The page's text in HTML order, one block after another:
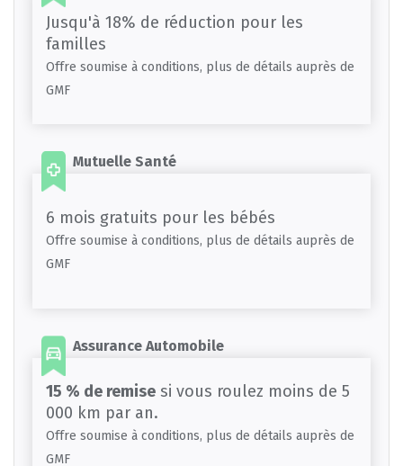
Jusqu'à 18% de réduction pour les
familles
Offre soumise à conditions, plus de détails auprès de
GMF
Mutuelle Santé
6 mois gratuits pour les bébés
Offre soumise à conditions, plus de détails auprès de
GMF
Assurance Automobile
15 % de remise si vous roulez moins de 5
000 km par an.
Offre soumise à conditions, plus de détails auprès de
GMF